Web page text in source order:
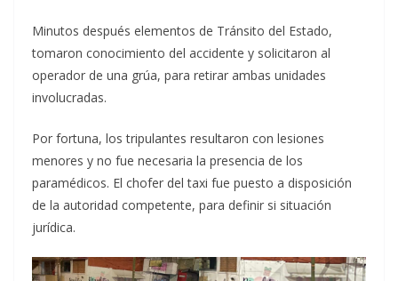
Minutos después elementos de Tránsito del Estado,
tomaron conocimiento del accidente y solicitaron al
operador de una grúa, para retirar ambas unidades
involucradas.
Por fortuna, los tripulantes resultaron con lesiones
menores y no fue necesaria la presencia de los
paramédicos. El chofer del taxi fue puesto a disposición
de la autoridad competente, para definir si situación
jurídica.